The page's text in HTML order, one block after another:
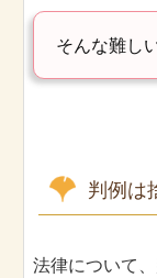
そんな難し
判例は
法律について